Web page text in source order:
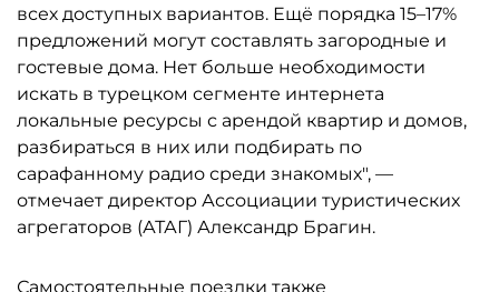
всех доступных вариантов. Ещё порядка 15–17%
предложений могут составлять загородные и
гостевые дома. Нет больше необходимости
искать в турецком сегменте интернета
локальные ресурсы с арендой квартир и домов,
разбираться в них или подбирать по
сарафанному радио среди знакомых", —
отмечает директор Ассоциации туристических
агрегаторов (АТАГ) Александр Брагин.
Самостоятельные поездки также